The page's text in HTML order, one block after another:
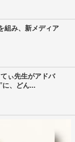
組み、新メディア
ぃ先生がアドバ
に、どん...